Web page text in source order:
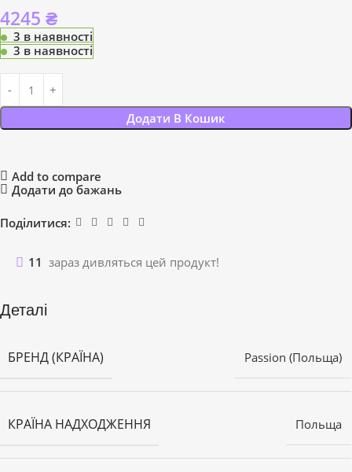
4245 ₴
3 в наявності
3 в наявності
Додати В Кошик
Add to compare
Додати до бажань
Поділитися:
11 зараз дивляться цей продукт!
Деталі
БРЕНД (КРАЇНА) Passion (Польща)
КРАЇНА НАДХОДЖЕННЯ Польща